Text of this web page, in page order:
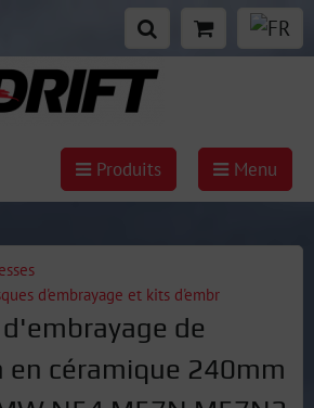
Produits Menu
d'embrayage et kits d'embr
d'embrayage de
céramique 240mm